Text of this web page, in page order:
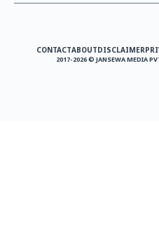
CONTACTABOUTDISCLAIMER
2017-2026 © JANSEWA MEDIA